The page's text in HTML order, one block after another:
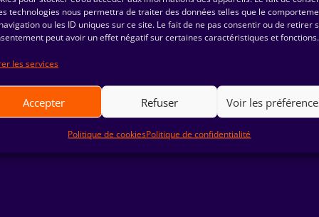
technologies nous permettra de traiter des données telles que le
ou les ID uniques sur ce site. Le fait de ne pas consentir ou de retirer
peut avoir un effet négatif sur certaines caractéristiques et fonctions.
les services
Accepter Refuser Voir les
Politique de cookiesPolitique de confidentialité